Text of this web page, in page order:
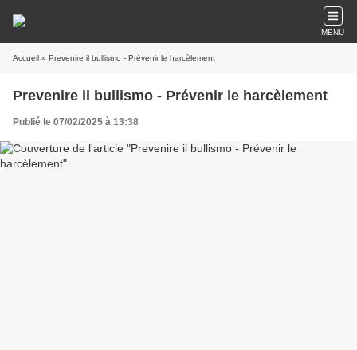
MENU
Accueil » Prevenire il bullismo - Prévenir le harcèlement
Prevenire il bullismo - Prévenir le harcèlement
Publié le 07/02/2025 à 13:38